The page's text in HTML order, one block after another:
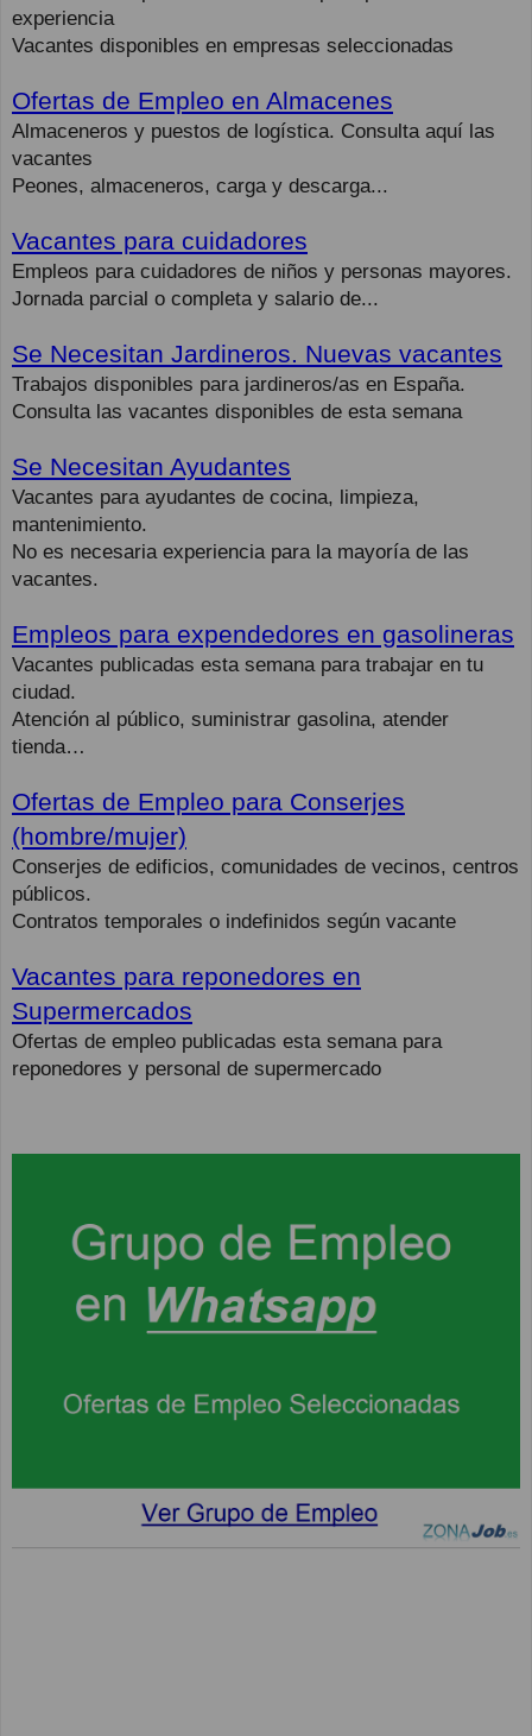
experiencia
Vacantes disponibles en empresas seleccionadas
Ofertas de Empleo en Almacenes
Almaceneros y puestos de logística. Consulta aquí las
vacantes
Peones, almaceneros, carga y descarga...
Vacantes para cuidadores
Empleos para cuidadores de niños y personas mayores.
Jornada parcial o completa y salario de...
Se Necesitan Jardineros. Nuevas vacantes
Trabajos disponibles para jardineros/as en España.
Consulta las vacantes disponibles de esta semana
Se Necesitan Ayudantes
Vacantes para ayudantes de cocina, limpieza,
mantenimiento.
No es necesaria experiencia para la mayoría de las
vacantes.
Empleos para expendedores en gasolineras
Vacantes publicadas esta semana para trabajar en tu
ciudad.
Atención al público, suministrar gasolina, atender
tienda…
Ofertas de Empleo para Conserjes
(hombre/mujer)
Conserjes de edificios, comunidades de vecinos, centros
públicos.
Contratos temporales o indefinidos según vacante
Vacantes para reponedores en
Supermercados
Ofertas de empleo publicadas esta semana para
reponedores y personal de supermercado